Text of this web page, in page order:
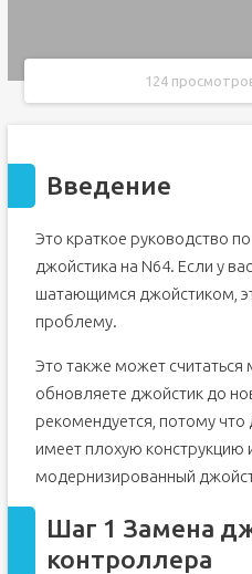
124
Введение
Это краткое руководство
джойстика на N64. Если у
шатающимся джойстиком,
проблему.
Это также может
обновляете джойстик до
рекомендуется, потому
имеет плохую конструкцию
модернизированный
Шаг 1 Замена
контроллера